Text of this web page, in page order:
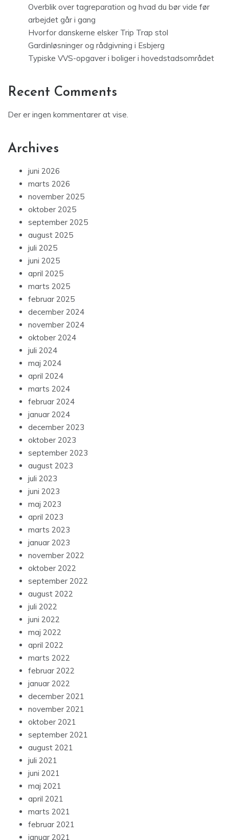
Overblik over tagreparation og hvad du bør vide før
arbejdet går i gang
Hvorfor danskerne elsker Trip Trap stol
Gardinløsninger og rådgivning i Esbjerg
Typiske VVS-opgaver i boliger i hovedstadsområdet
Recent Comments
Der er ingen kommentarer at vise.
Archives
juni 2026
marts 2026
november 2025
oktober 2025
september 2025
august 2025
juli 2025
juni 2025
april 2025
marts 2025
februar 2025
december 2024
november 2024
oktober 2024
juli 2024
maj 2024
april 2024
marts 2024
februar 2024
januar 2024
december 2023
oktober 2023
september 2023
august 2023
juli 2023
juni 2023
maj 2023
april 2023
marts 2023
januar 2023
november 2022
oktober 2022
september 2022
august 2022
juli 2022
juni 2022
maj 2022
april 2022
marts 2022
februar 2022
januar 2022
december 2021
november 2021
oktober 2021
september 2021
august 2021
juli 2021
juni 2021
maj 2021
april 2021
marts 2021
februar 2021
januar 2021